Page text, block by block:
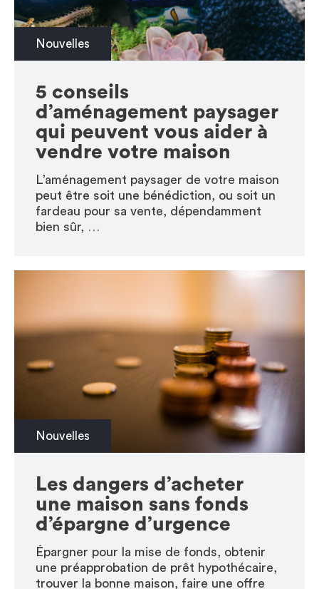
Nouvelles
5 conseils
d’aménagement paysager
qui peuvent vous aider à
vendre votre maison
L’aménagement paysager de votre maison
peut être soit une bénédiction, ou soit un
fardeau pour sa vente, dépendamment
bien sûr, …
Nouvelles
Les dangers d’acheter
une maison sans fonds
d’épargne d’urgence
Épargner pour la mise de fonds, obtenir
une préapprobation de prêt hypothécaire,
trouver la bonne maison, faire une offre